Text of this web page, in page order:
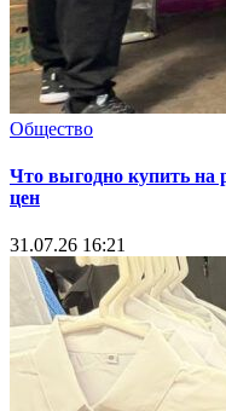
Общество
Что выгодно купить на
цен
31.07.26 16:21